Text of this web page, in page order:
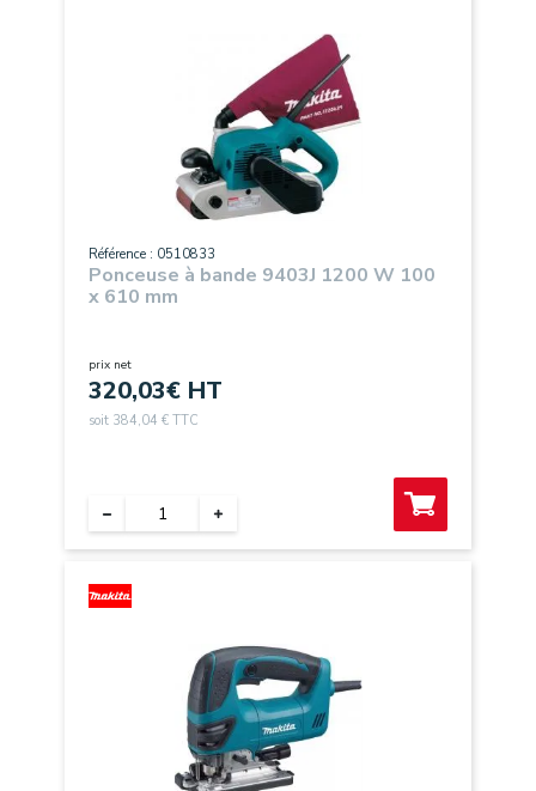
Référence : 0510833
Ponceuse à bande 9403J 1200 W 100
x 610 mm
prix net
320,03€ HT
soit 384,04 € TTC